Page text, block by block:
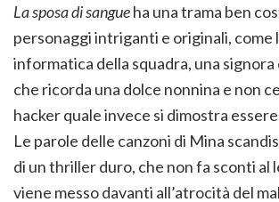
La sposa di sangueha una trama ben
personaggi intriganti e originali, come
informatica della squadra, una signora
che ricorda una dolce nonnina e non
hacker quale invece si dimostra
Le parole delle canzoni di Mina
di un thriller duro, che non fa sconti al
viene messo davanti all’atrocità del